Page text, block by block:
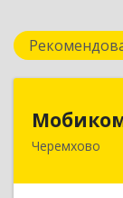
Черемхово